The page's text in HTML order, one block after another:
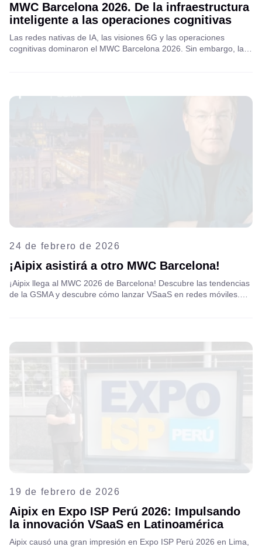
MWC Barcelona 2026. De la infraestructura
inteligente a las operaciones cognitivas
Las redes nativas de IA, las visiones 6G y las operaciones
cognitivas dominaron el MWC Barcelona 2026. Sin embargo, las
24 de febrero de 2026
¡Aipix asistirá a otro MWC Barcelona!
¡Aipix llega al MWC 2026 de Barcelona! Descubre las tendencias
de la GSMA y descubre cómo lanzar VSaaS en redes móviles.
19 de febrero de 2026
Aipix en Expo ISP Perú 2026: Impulsando
la innovación VSaaS en Latinoamérica
Aipix causó una gran impresión en Expo ISP Perú 2026 en Lima,